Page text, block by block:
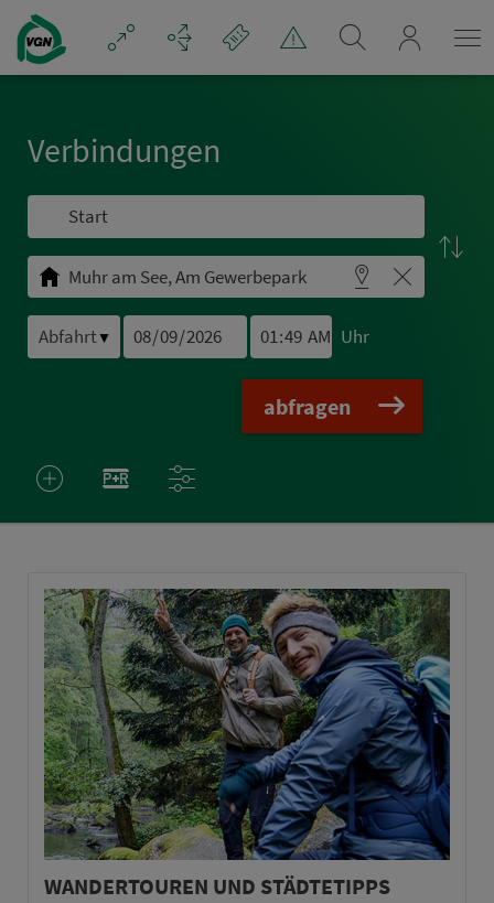
Navigation überspringen
Ver­bin­dungen
▼ Uhr
abfragen
WANDERTOUREN UND STÄDTETIPPS